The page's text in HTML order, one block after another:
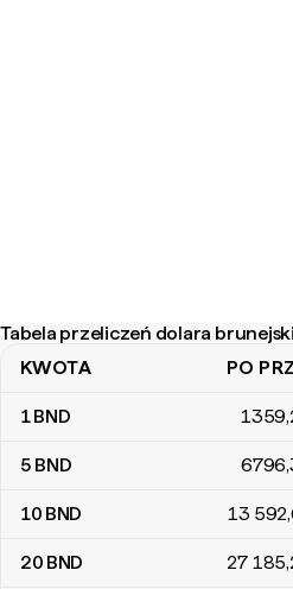
Tabela przeliczeń dolara
Tabela przeliczeń dolara
KWOTA PO
1BND 1359
5 BND 6796
10 BND 13 592
20 BND 27 185